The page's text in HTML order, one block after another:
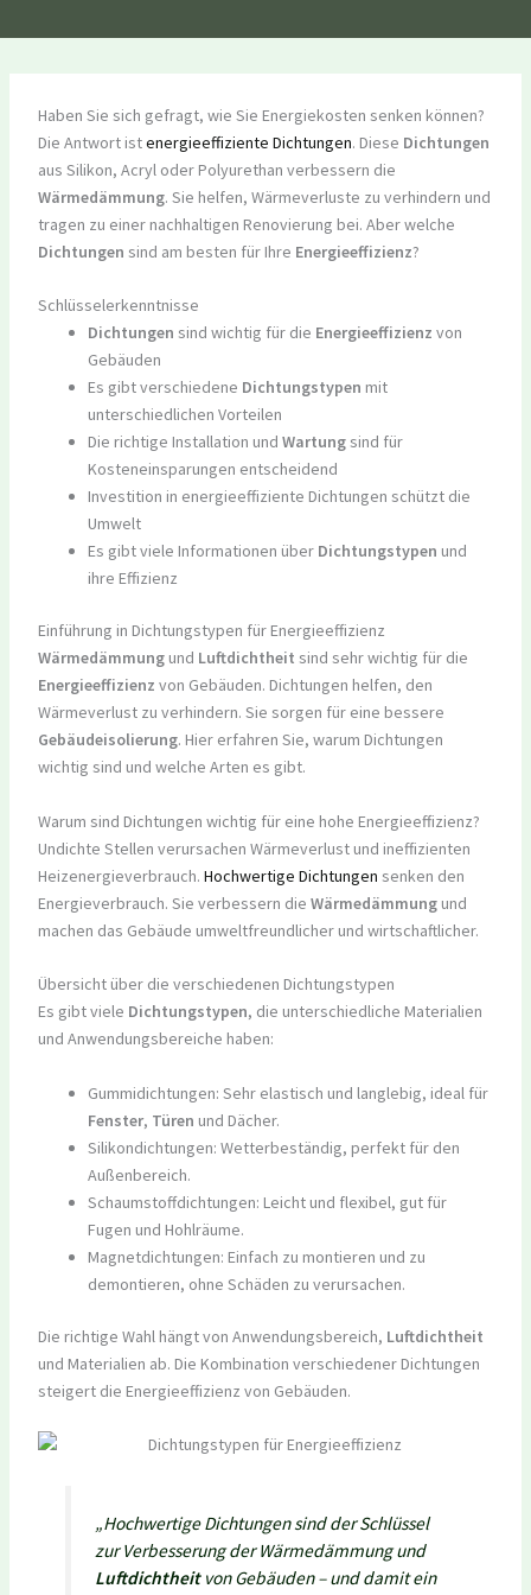
Haben Sie sich gefragt, wie Sie Energiekosten senken können?
Die Antwort istenergieeffiziente Dichtungen. Diese Dichtungen
aus Silikon, Acryl oder Polyurethan verbessern die
Wärmedämmung. Sie helfen, Wärmeverluste zu verhindern und
tragen zu einer nachhaltigen Renovierung bei. Aber welche
Dichtungen sind am besten für Ihre Energieeffizienz?
Schlüsselerkenntnisse
Dichtungen sind wichtig für die Energieeffizienz von
Gebäuden
Es gibt verschiedene Dichtungstypen mit
unterschiedlichen Vorteilen
Die richtige Installation und Wartungsind für
Kosteneinsparungen entscheidend
Investition in energieeffiziente Dichtungen schützt die
Umwelt
Es gibt viele Informationen über Dichtungstypen und
ihre Effizienz
Einführung in Dichtungstypen für Energieeffizienz
Wärmedämmungund Luftdichtheit sind sehr wichtig für die
Energieeffizienz von Gebäuden. Dichtungen helfen, den
Wärmeverlust zu verhindern. Sie sorgen für eine bessere
Gebäudeisolierung. Hier erfahren Sie, warum Dichtungen
wichtig sind und welche Arten es gibt.
Warum sind Dichtungen wichtig für eine hohe Energieeffizienz?
Undichte Stellen verursachen Wärmeverlust und ineffizienten
Heizenergieverbrauch. Hochwertige Dichtungen senken den
Energieverbrauch. Sie verbessern die Wärmedämmungund
machen das Gebäude umweltfreundlicher und wirtschaftlicher.
Übersicht über die verschiedenen Dichtungstypen
Es gibt viele Dichtungstypen, die unterschiedliche Materialien
und Anwendungsbereiche haben:
Gummidichtungen: Sehr elastisch und langlebig, ideal für
Fenster, Türen und Dächer.
Silikondichtungen: Wetterbeständig, perfekt für den
Außenbereich.
Schaumstoffdichtungen: Leicht und flexibel, gut für
Fugen und Hohlräume.
Magnetdichtungen: Einfach zu montieren und zu
demontieren, ohne Schäden zu verursachen.
Die richtige Wahl hängt von Anwendungsbereich, Luftdichtheit
und Materialien ab. Die Kombination verschiedener Dichtungen
steigert die Energieeffizienz von Gebäuden.
„Hochwertige Dichtungen sind der Schlüssel
zur Verbesserung der Wärmedämmung und
Luftdichtheitvon Gebäuden – und damit ein